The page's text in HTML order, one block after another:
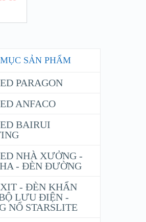
SẢN PHẨM
PARAGON
ANFACO
BAIRUI
NHÀ XƯỞNG -
- ĐÈN ĐƯỜNG
- ĐÈN KHẨN
LƯU ĐIỆN -
NỔ STARSLITE